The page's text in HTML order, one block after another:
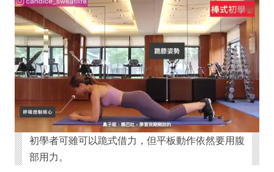
初學者可雖可以跪式借力，但平板動作依然要用腹
部用力。